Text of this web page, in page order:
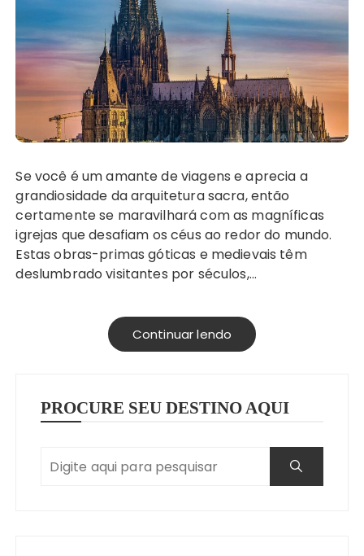
Se você é um amante de viagens e aprecia a
grandiosidade da arquitetura sacra, então
certamente se maravilhará com as magníficas
igrejas que desafiam os céus ao redor do mundo.
Estas obras-primas góticas e medievais têm
deslumbrado visitantes por séculos,…
Continuar lendo
PROCURE SEU DESTINO AQUI